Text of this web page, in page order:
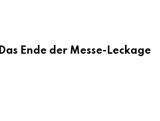
Das Ende der Messe-Leckage